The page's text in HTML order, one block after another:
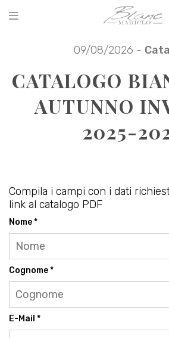
09/08/2026 -
CATALOGO
AUTUNNO
2025-
Compila i campi con i dati
link al catalogo PDF
Nome *
Cognome *
E-Mail *